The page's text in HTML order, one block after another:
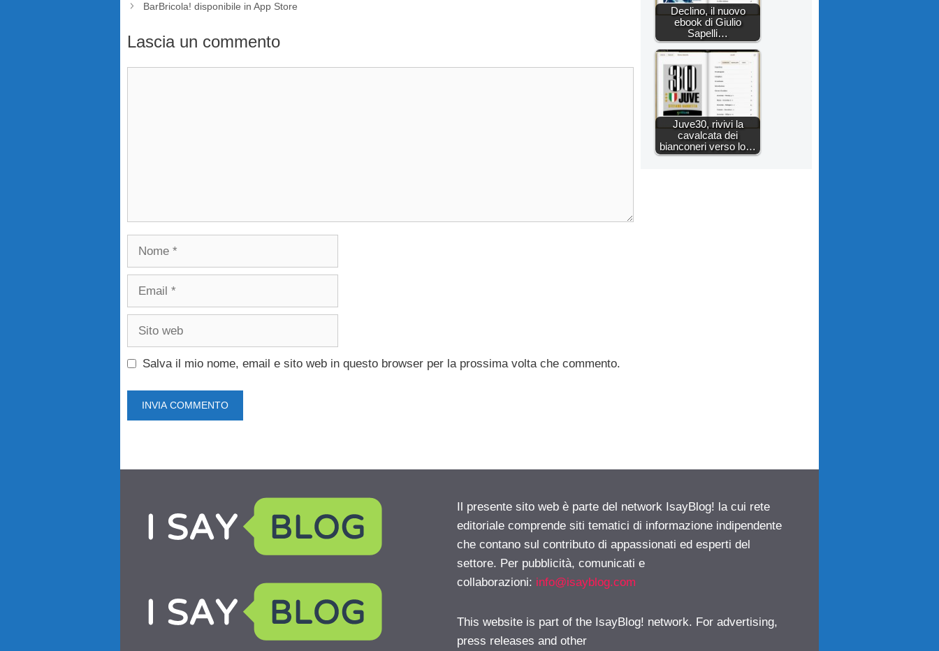
BarBricola! disponibile in App Store
Lascia un commento
Salva il mio nome, email e sito web in questo browser per la prossima volta che commento.
Declino, il nuovo
ebook di Giulio
Sapelli…
Juve30, rivivi la
cavalcata dei
bianconeri verso lo…
Il presente sito web è parte del network IsayBlog! la cui rete
editoriale comprende siti tematici di informazione indipendente
che contano sul contributo di appassionati ed esperti del
settore. Per pubblicità, comunicati e
collaborazioni: info@isayblog.com
This website is part of the IsayBlog! network. For advertising,
press releases and other